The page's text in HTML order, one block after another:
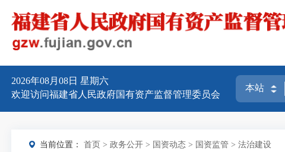
2026年08月08日星期六
欢迎访问福建省人民政府国有资产监督管理委员会
当前位置： 首页 >政务公开 > 国资动态 > 国资监管 >法治建设